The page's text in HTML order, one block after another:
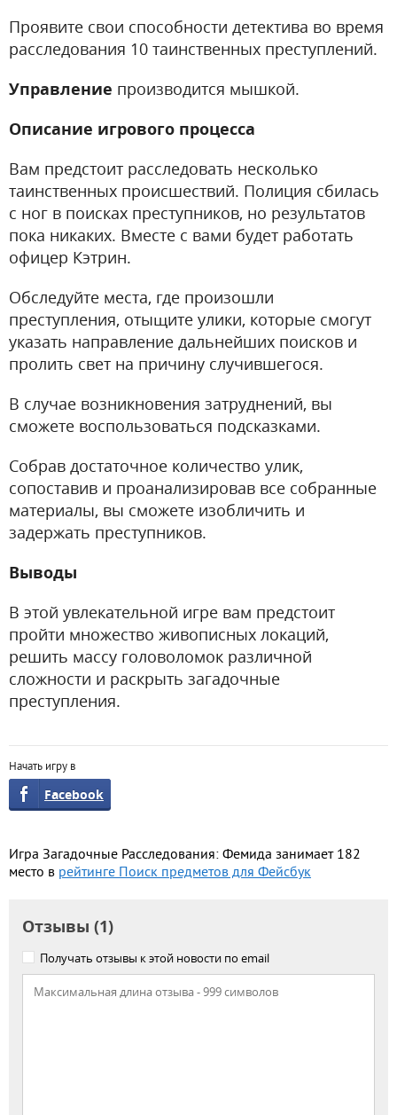
Проявите свои способности детектива во время
расследования 10 таинственных преступлений.
Управление производится мышкой.
Описание игрового процесса
Вам предстоит расследовать несколько
таинственных происшествий. Полиция сбилась
с ног в поисках преступников, но результатов
пока никаких. Вместе с вами будет работать
офицер Кэтрин.
Обследуйте места, где произошли
преступления, отыщите улики, которые смогут
указать направление дальнейших поисков и
пролить свет на причину случившегося.
В случае возникновения затруднений, вы
сможете воспользоваться подсказками.
Собрав достаточное количество улик,
сопоставив и проанализировав все собранные
материалы, вы сможете изобличить и
задержать преступников.
Выводы
В этой увлекательной игре вам предстоит
пройти множество живописных локаций,
решить массу головоломок различной
сложности и раскрыть загадочные
преступления.
Начать игру в
Facebook
Игра Загадочные Расследования: Фемида занимает 182
место в рейтинге Поиск предметов для Фейсбук
Отзывы (1)
Получать отзывы к этой новости по email